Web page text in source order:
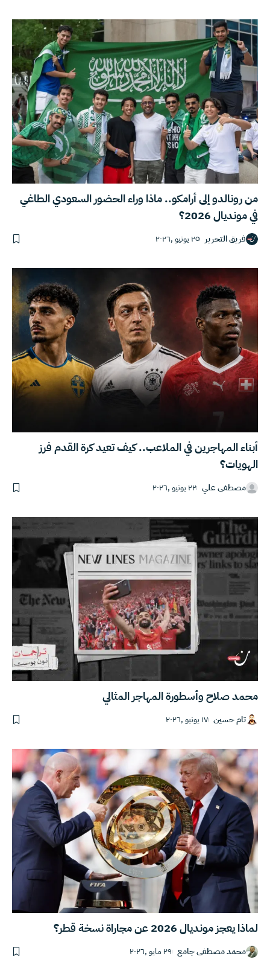
من رونالدو إلى أرامكو.. ماذا وراء الحضور السعودي الطاغي
في مونديال 2026؟
فريق التحرير ٢٥ يونيو ,٢٠٢٦
أبناء المهاجرين في الملاعب.. كيف تعيد كرة القدم فرز
الهويات؟
مصطفى علي ٢٢ يونيو ,٢٠٢٦
محمد صلاح وأسطورة المهاجر المثالي
تام حسين ١٧ يونيو ,٢٠٢٦
لماذا يعجز مونديال 2026 عن مجاراة نسخة قطر؟
محمد مصطفى جامع ٢٩ مايو ,٢٠٢٦